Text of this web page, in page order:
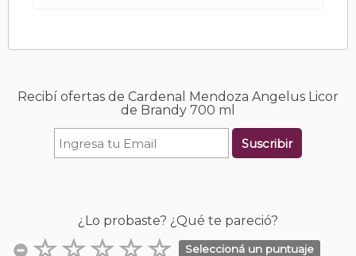
Recibí ofertas de Cardenal Mendoza Angelus Licor
de Brandy 700 ml
Suscribir
¿Lo probaste? ¿Qué te pareció?
Seleccioná un puntuaje